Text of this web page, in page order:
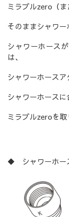
ミラブルzero（
そのままシャワー
シャワーホース
は、
シャワーホース
シャワーホース
ミラブルzeroを取
◆ シャワーホー